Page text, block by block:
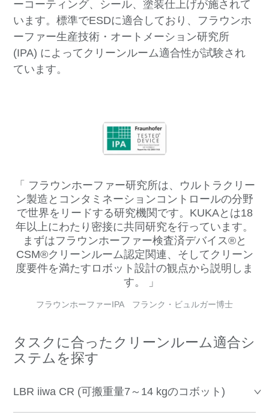
ーコーティング、シール、塗装仕上げが施されて
います。標準でESDに適合しており、フラウンホ
ーファー生産技術・オートメーション研究所
(IPA) によってクリーンルーム適合性が試験され
ています。
フラウンホーファー研究所は、ウルトラクリー
ン製造とコンタミネーションコントロールの分野
で世界をリードする研究機関です。KUKAとは18
年以上にわたり密接に共同研究を行っています。
まずはフラウンホーファー検査済デバイス®と
CSM®クリーンルーム認定関連、そしてクリーン
度要件を満たすロボット設計の観点から説明しま
す。
フラウンホーファーIPA フランク・ビュルガー博士
タスクに合ったクリーンルーム適合シ
ステムを探す
LBR iiwa CR (可搬重量7～14 kgのコボット)